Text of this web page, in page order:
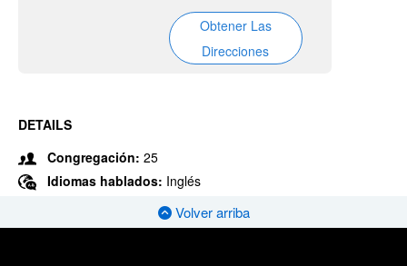
Obtener Las
Direcciones
DETAILS
Congregación: 25
Idiomas hablados: Inglés
Volver arriba